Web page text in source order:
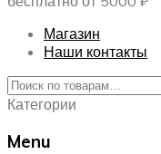
Магазин
Наши контакты
Искать:
Категории
Menu